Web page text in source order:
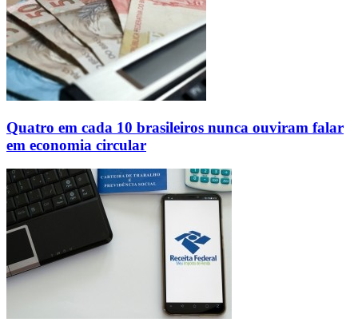
Quatro em cada 10 brasileiros nunca ouviram falar
em economia circular